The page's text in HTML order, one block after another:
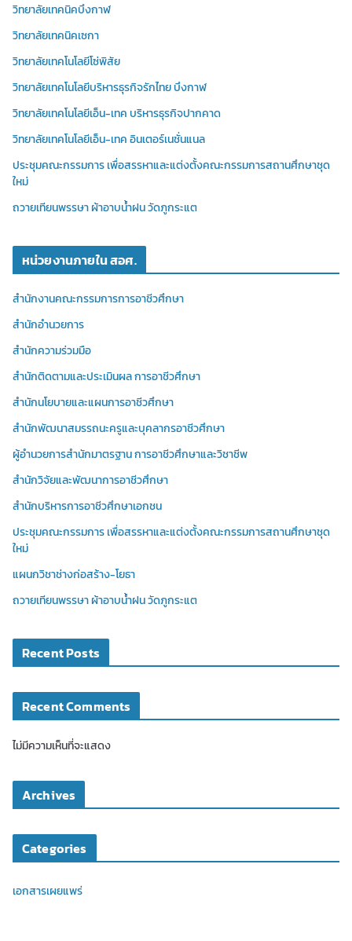
วิทยาลัยเทคนิคบึงกาฬ
วิทยาลัยเทคนิคเซกา
วิทยาลัยเทคโนโลยีโซ่พิสัย
วิทยาลัยเทคโนโลยีบริหารธุรกิจรักไทย บึงกาฬ
วิทยาลัยเทคโนโลยีเอ็น-เทค บริหารธุรกิจปากคาด
วิทยาลัยเทคโนโลยีเอ็น-เทค อินเตอร์เนชั่นแนล
ประชุมคณะกรรมการ เพื่อสรรหาและแต่งตั้งคณะกรรมการสถานศึกษาชุด
ใหม่
ถวายเทียนพรรษา ผ้าอาบน้ำฝน วัดภูกระแต
หน่วยงานภายใน สอศ.
สำนักงานคณะกรรมการการอาชีวศึกษา
สำนักอำนวยการ
สำนักความร่วมมือ
สำนักติดตามและประเมินผล การอาชีวศึกษา
สำนักนโยบายและแผนการอาชีวศึกษา
สำนักพัฒนาสมรรถนะครูและบุคลากรอาชีวศึกษา
ผู้อำนวยการสำนักมาตรฐาน การอาชีวศึกษาและวิชาชีพ
สำนักวิจัยและพัฒนาการอาชีวศึกษา
สำนักบริหารการอาชีวศึกษาเอกชน
ประชุมคณะกรรมการ เพื่อสรรหาและแต่งตั้งคณะกรรมการสถานศึกษาชุด
ใหม่
แผนกวิชาช่างก่อสร้าง-โยธา
ถวายเทียนพรรษา ผ้าอาบน้ำฝน วัดภูกระแต
Recent Posts
Recent Comments
ไม่มีความเห็นที่จะแสดง
Archives
Categories
เอกสารเผยแพร่